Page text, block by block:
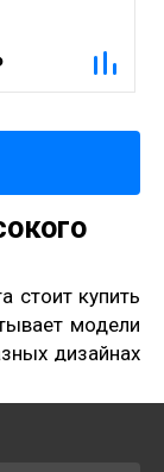
стоит купить
модели
дизайнах